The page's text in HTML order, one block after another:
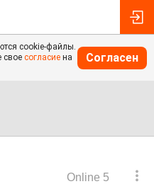
cookie-файлы.
свое согласие на
Согласен
Online 5